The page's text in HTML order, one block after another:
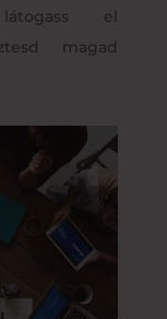
el
magad